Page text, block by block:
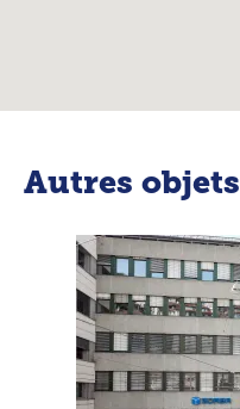
Autres objets